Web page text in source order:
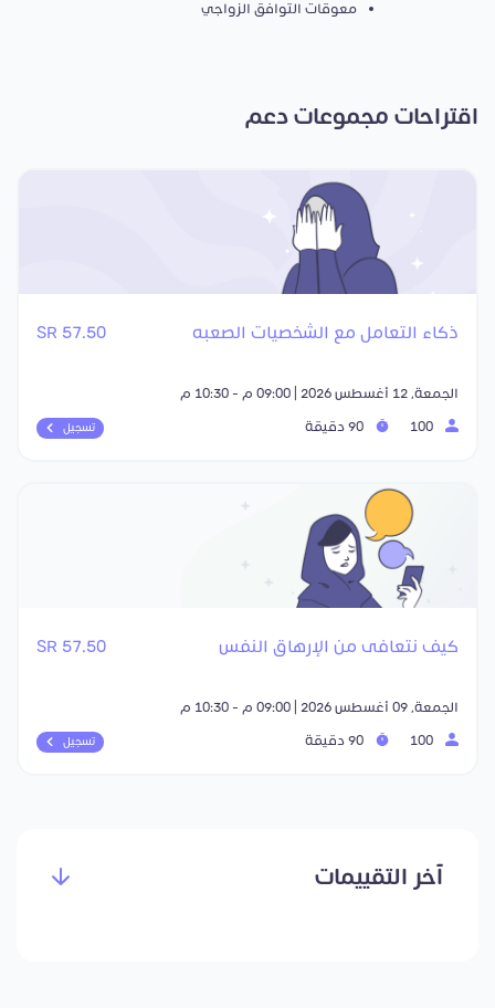
معوقات التوافق الزواجي
اقتراحات مجموعات دعم
ذكاء التعامل مع الشخصيات الصعبه 57.50 SR
الجمعة, 12 أغسطس 2026 | 09:00 م - 10:30 م
تسجيل
كيف نتعافى من الإرهاق النفس 57.50 SR
الجمعة, 09 أغسطس 2026 | 09:00 م - 10:30 م
تسجيل
آخر التقييمات